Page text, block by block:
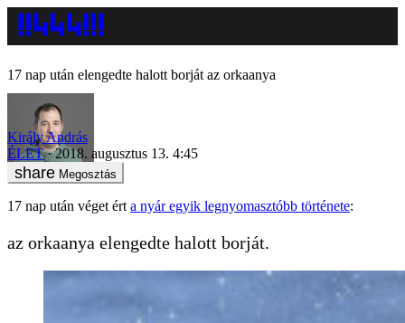
17 nap után elengedte halott borját az orkaanya
Király András
ÉLET
2018. augusztus 13. 4:45
Megosztás
17 nap után véget ért a nyár egyik legnyomasztóbb története:
az orkaanya elengedte halott borját.